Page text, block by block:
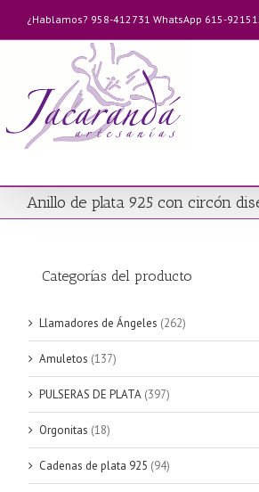
contenido
¿Hablamos? 958-412731 WhatsApp 615-
Anillo de plata 925 con circón
Categorías del producto
Llamadores de Ángeles (262)
Amuletos (137)
PULSERAS DE PLATA (397)
Orgonitas (18)
Cadenas de plata 925 (94)